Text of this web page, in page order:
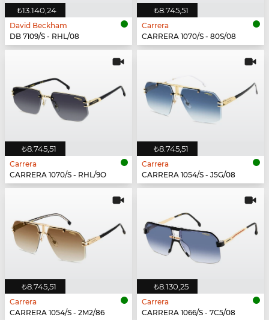
₺13.140,24
David Beckham
DB 7109/S - RHL/08
₺8.745,51
Carrera
CARRERA 1070/S - 80S/08
₺8.745,51
Carrera
CARRERA 1070/S - RHL/9O
₺8.745,51
Carrera
CARRERA 1054/S - J5G/08
₺8.745,51
Carrera
CARRERA 1054/S - 2M2/86
₺8.130,25
Carrera
CARRERA 1066/S - 7C5/08